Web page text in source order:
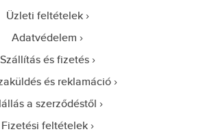
Üzleti feltételek
Adatvédelem
Szállítás és fizetés
és reklamáció
a szerződéstől
Fizetési feltételek